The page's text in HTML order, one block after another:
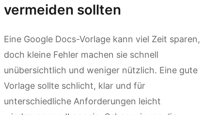
vermeiden sollten
Eine Google Docs-Vorlage kann viel Zeit sparen,
doch kleine Fehler machen sie schnell
unübersichtlich und weniger nützlich. Eine gute
Vorlage sollte schlicht, klar und für
unterschiedliche Anforderungen leicht